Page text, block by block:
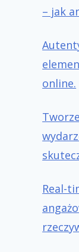
– jak
online.
Real-